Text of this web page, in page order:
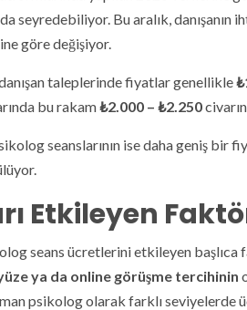
seyredebiliyor. Bu aralık,
göre değişiyor.
taleplerinde fiyatlar genellikle
bu rakam₺2.000 – ₺2.250
seanslarının ise daha geniş bir
Etkileyen
seans ücretlerini etkileyen başlıca
ya da online görüşme tercihinin
psikolog olarak farklı seviyelerde